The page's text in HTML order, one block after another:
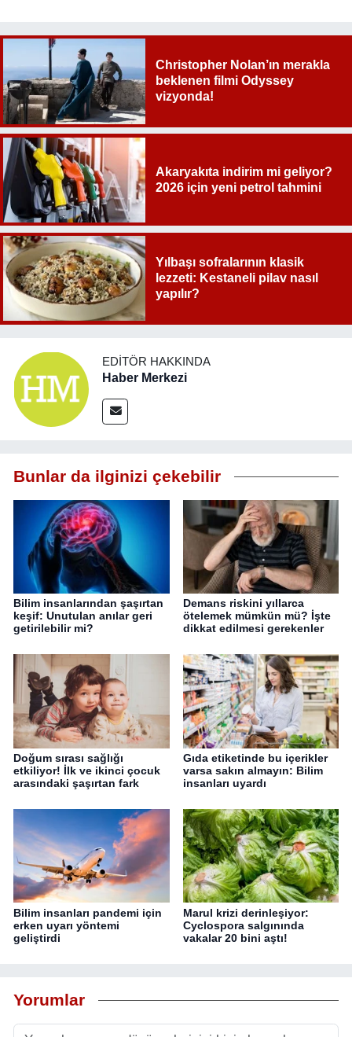
Christopher Nolan’ın merakla
beklenen filmi Odyssey
vizyonda!
Akaryakıta indirim mi geliyor?
2026 için yeni petrol tahmini
Yılbaşı sofralarının klasik
lezzeti: Kestaneli pilav nasıl
yapılır?
EDITÖR HAKKINDA
Haber Merkezi
Bunlar da ilginizi çekebilir
Bilim insanlarından şaşırtan
keşif: Unutulan anılar geri
getirilebilir mi?
Demans riskini yıllarca
ötelemek mümkün mü? İşte
dikkat edilmesi gerekenler
Doğum sırası sağlığı
etkiliyor! İlk ve ikinci çocuk
arasındaki şaşırtan fark
Gıda etiketinde bu içerikler
varsa sakın almayın: Bilim
insanları uyardı
Bilim insanları pandemi için
erken uyarı yöntemi
geliştirdi
Marul krizi derinleşiyor:
Cyclospora salgınında
vakalar 20 bini aştı!
Yorumlar